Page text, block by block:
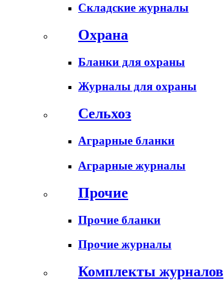
Складские журналы
Охрана
Бланки для охраны
Журналы для охраны
Сельхоз
Аграрные бланки
Аграрные журналы
Прочие
Прочие бланки
Прочие журналы
Комплекты журналов